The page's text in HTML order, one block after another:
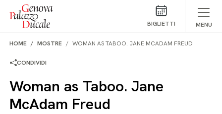
Salta al contenuto
BIGLIETTI MENU
HOME MOSTRE WOMAN AS TABOO. JANE MCADAM FREUD
CONDIVIDI
Woman as Taboo. Jane
McAdam Freud